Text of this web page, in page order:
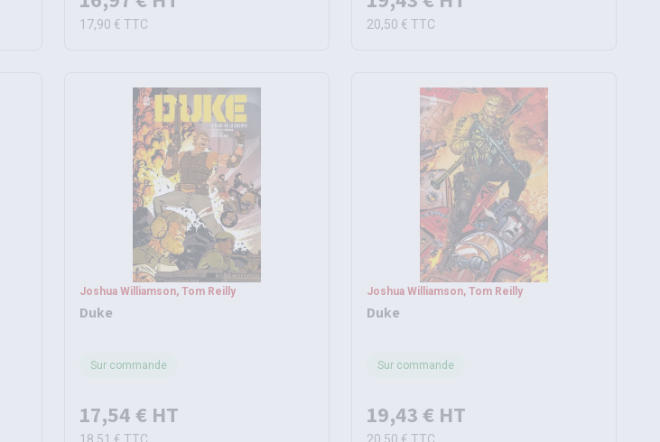
17,90 € TTC 20,50 € TTC
Joshua Williamson, Tom Reilly
Duke
Sur commande
17,54 € HT
Joshua Williamson, Tom Reilly
Duke
Sur commande
19,43 € HT